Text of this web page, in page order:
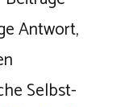
Antwort,
Selbst-